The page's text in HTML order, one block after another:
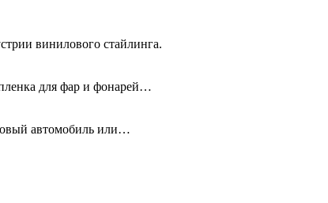
винилового стайлинга.
для фар и фонарей…
автомобиль или…